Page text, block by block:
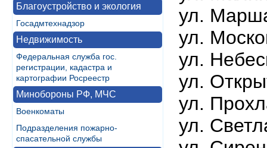
Благоустройство и экология
Госадмтехнадзор
Недвижимость
Федеральная служба гос.
регистрации, кадастра и
картографии Росреестр
Минобороны РФ, МЧС
Военкоматы
Подразделения пожарно-
спасательной службы
ул.
ул.
ул.
ул.
ул.
ул.